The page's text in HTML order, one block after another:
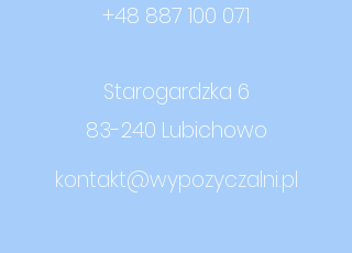
+48 887 100 071
Starogardzka 6
83-240 Lubichowo
kontakt@wypozyczalni.pl